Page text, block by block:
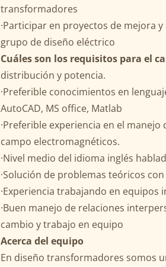
transformadores
·Participar en proyectos de mejora
grupo de diseño eléctrico
Cuáles son los requisitos para el
distribución y potencia.
·Preferible conocimientos en
AutoCAD, MS office, Matlab
·Preferible experiencia en el
campo electromagnéticos.
·Nivel medio del idioma inglés
·Solución de problemas teóricos
·Experiencia trabajando en equipos
·Buen manejo de relaciones
cambio y trabajo en equipo
Acerca del equipo
En diseño transformadores somos